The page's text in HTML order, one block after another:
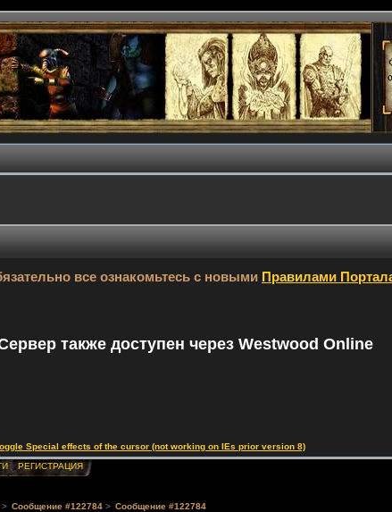
все ознакомьтесь с новыми Правилами
также доступен через Westwood Online
Special effects of the cursor (not working on IEs prior version 8)
РЕГИСТРАЦИЯ
> Сообщение #122784> Сообщение #122784